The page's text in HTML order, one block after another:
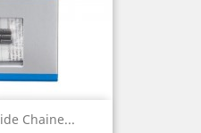
Chaine...